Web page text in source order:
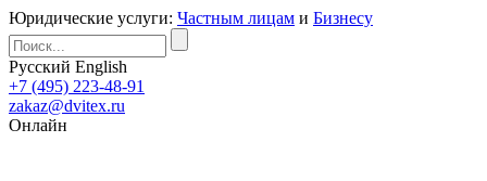
Юридические услуги: Частным лицам и Бизнесу
Русский English
+7 (495) 223-48-91
zakaz@dvitex.ru
Онлайн